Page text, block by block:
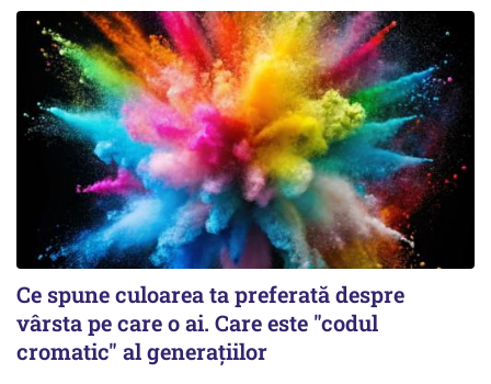
Ce spune culoarea ta preferată despre
vârsta pe care o ai. Care este "codul
cromatic" al generațiilor